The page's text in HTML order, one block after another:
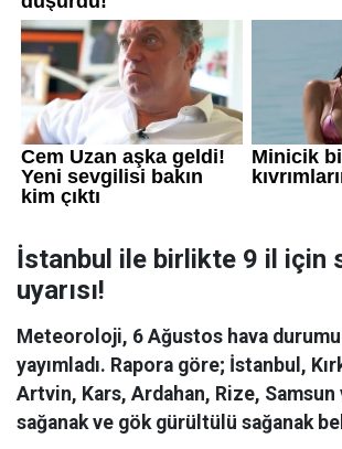
İstanbul ile birlikte 9 il için
uyarısı!
Meteoroloji, 6 Ağustos hava
yayımladı. Rapora göre; İstanbul,
Artvin, Kars, Ardahan, Rize, Samsun
sağanak ve gök gürültülü sağanak